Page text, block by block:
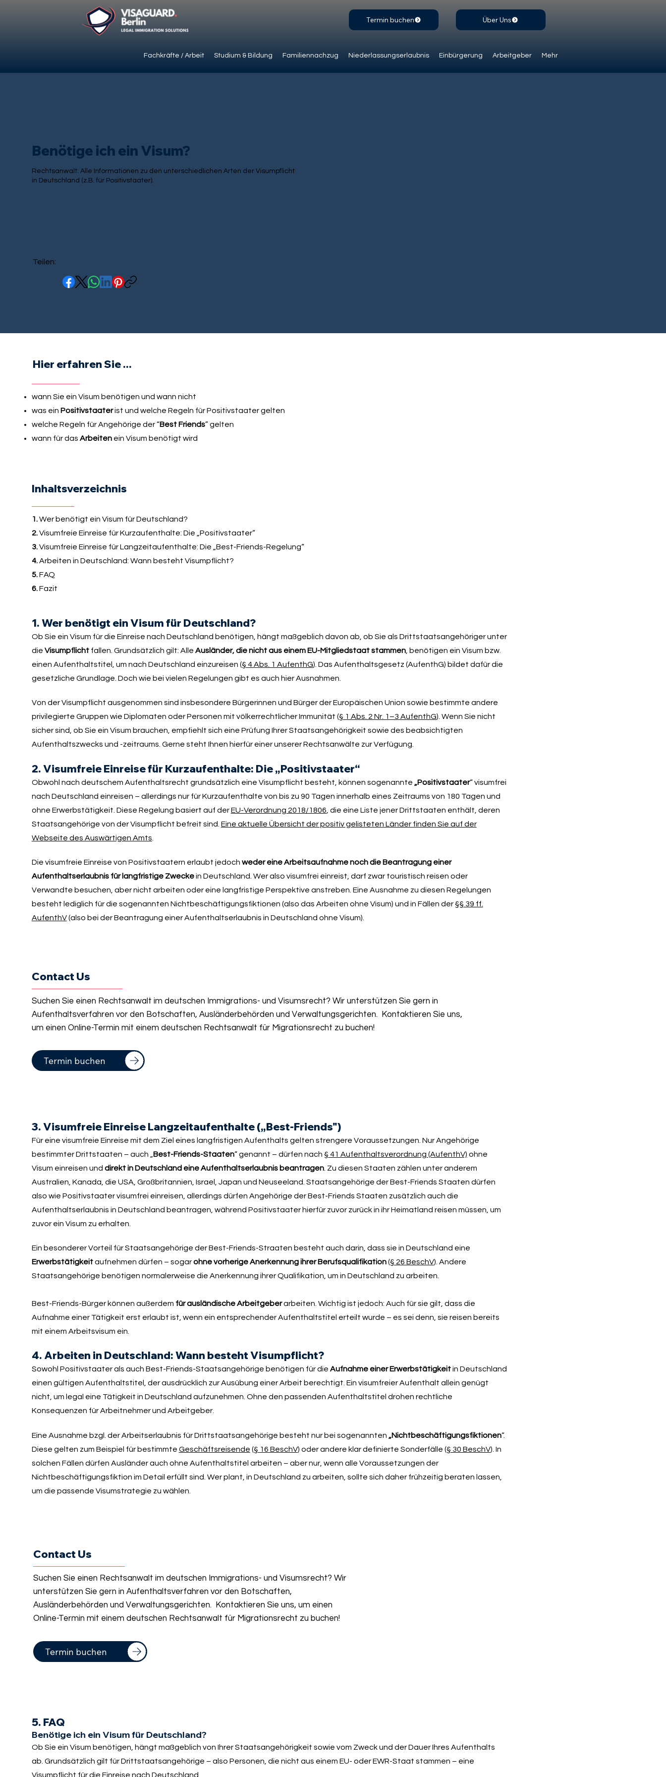
Fachkräfte / Arbeit Studium & Bildung Familiennachzug Niederlassungserlaubnis Einbürgerung Arbeitgeber Mehr
Termin buchen Über Uns
Benötige ich ein Visum?
Rechtsanwalt: Alle Informationen zu den unterschiedlichen Arten der Visumpflicht
in Deutschland (z.B. für Positivstaater).
Teilen:
Hier erfahren Sie ...
wann Sie ein Visum benötigen und wann nicht
was ein Positivstaaterist und welche Regeln für Positivstaater gelten
welche Regeln für Angehörige der “Best Friends” gelten
wann für das Arbeiten ein Visum benötigt wird
Inhaltsverzeichnis
1.Wer benötigt ein Visum für Deutschland?
2.Visumfreie Einreise für Kurzaufenthalte: Die „Positivstaater“
3.Visumfreie Einreise für Langzeitaufenthalte: Die „Best-Friends-Regelung“
4.Arbeiten in Deutschland: Wann besteht Visumpflicht?
5.FAQ
6.Fazit
1. Wer benötigt ein Visum für Deutschland?
Ob Sie ein Visum für die Einreise nach Deutschland benötigen, hängt maßgeblich davon ab, ob Sie als Drittstaatsangehöriger unter
die Visumpflicht fallen. Grundsätzlich gilt: Alle Ausländer, die nicht aus einem EU-Mitgliedstaat stammen, benötigen ein Visum bzw.
einen Aufenthaltstitel, um nach Deutschland einzureisen (§ 4 Abs. 1 AufenthG). Das Aufenthaltsgesetz (AufenthG) bildet dafür die
gesetzliche Grundlage. Doch wie bei vielen Regelungen gibt es auch hier Ausnahmen.
Von der Visumpflicht ausgenommen sind insbesondere Bürgerinnen und Bürger der Europäischen Union sowie bestimmte andere
privilegierte Gruppen wie Diplomaten oder Personen mit völkerrechtlicher Immunität (§ 1 Abs. 2 Nr. 1–3 AufenthG). Wenn Sie nicht
sicher sind, ob Sie ein Visum brauchen, empfiehlt sich eine Prüfung Ihrer Staatsangehörigkeit sowie des beabsichtigten
Aufenthaltszwecks und -zeitraums. Gerne steht Ihnen hierfür einer unserer Rechtsanwälte zur Verfügung.
2. Visumfreie Einreise für Kurzaufenthalte: Die „Positivstaater“
Obwohl nach deutschem Aufenthaltsrecht grundsätzlich eine Visumpflicht besteht, können sogenannte „Positivstaater“ visumfrei
nach Deutschland einreisen – allerdings nur für Kurzaufenthalte von bis zu 90 Tagen innerhalb eines Zeitraums von 180 Tagen und
ohne Erwerbstätigkeit. Diese Regelung basiert auf derEU-Verordnung 2018/1806 , die eine Liste jener Drittstaaten enthält, deren
Staatsangehörige von der Visumpflicht befreit sind. Eine aktuelle Übersicht der positiv gelisteten Länder finden Sie auf der
Webseite des Auswärtigen Amts
Die visumfreie Einreise von Positivstaatern erlaubt jedoch weder eine Arbeitsaufnahme noch die Beantragung einer
Aufenthaltserlaubnis für langfristige Zweckein Deutschland. Wer also visumfrei einreist, darf zwar touristisch reisen oder
Verwandte besuchen, aber nicht arbeiten oder eine langfristige Perspektive anstreben. Eine Ausnahme zu diesen Regelungen
besteht lediglich für die sogenannten Nichtbeschäftigungsfiktionen (also das Arbeiten ohne Visum) und in Fällen der§§ 39 ff.
AufenthV(also bei der Beantragung einer Aufenthaltserlaubnis in Deutschland ohne Visum).
Contact Us
Suchen Sie einen Rechtsanwalt im deutschen Immigrations- und Visumsrecht? Wir unterstützen Sie gern in
Aufenthaltsverfahren vor den Botschaften, Ausländerbehörden und Verwaltungsgerichten. Kontaktieren Sie uns,
um einen Online-Termin mit einem deutschen Rechtsanwalt für Migrationsrecht zu buchen!
Termin buchen
3. Visumfreie Einreise Langzeitaufenthalte („Best-Friends")
Für eine visumfreie Einreise mit dem Ziel eines langfristigen Aufenthalts gelten strengere Voraussetzungen. Nur Angehörige
bestimmter Drittstaaten – auch „ Best-Friends-Staaten“ genannt – dürfen nach § 41 Aufenthaltsverordnung (AufenthV) ohne
Visum einreisen und direkt in Deutschland eine Aufenthaltserlaubnis beantragen. Zu diesen Staaten zählen unter anderem
Australien, Kanada, die USA, Großbritannien, Israel, Japan und Neuseeland. Staatsangehörige der Best-Friends Staaten dürfen
also wie Positivstaater visumfrei einreisen, allerdings dürfen Angehörige der Best-Friends Staaten zusätzlich auch die
Aufenthaltserlaubnis in Deutschland beantragen, während Positivstaater hierfür zuvor zurück in ihr Heimatland reisen müssen, um
zuvor ein Visum zu erhalten.
Ein besonderer Vorteil für Staatsangehörige der Best-Friends-Straaten besteht auch darin, dass sie in Deutschland eine
Erwerbstätigkeitaufnehmen dürfen – sogarohne vorherige Anerkennung ihrer Berufsqualifikation(§ 26 BeschV). Andere
Staatsangehörige benötigen normalerweise die Anerkennung ihrer Qualifikation, um in Deutschland zu arbeiten.
Best-Friends-Bürger können außerdem für ausländische Arbeitgeberarbeiten. Wichtig ist jedoch: Auch für sie gilt, dass die
Aufnahme einer Tätigkeit erst erlaubt ist, wenn ein entsprechender Aufenthaltstitel erteilt wurde – es sei denn, sie reisen bereits
mit einem Arbeitsvisum ein.
4. Arbeiten in Deutschland: Wann besteht Visumpflicht?
Sowohl Positivstaater als auch Best-Friends-Staatsangehörige benötigen für die Aufnahme einer Erwerbstätigkeitin Deutschland
einen gültigen Aufenthaltstitel, der ausdrücklich zur Ausübung einer Arbeit berechtigt. Ein visumfreier Aufenthalt allein genügt
nicht, um legal eine Tätigkeit in Deutschland aufzunehmen. Ohne den passenden Aufenthaltstitel drohen rechtliche
Konsequenzen für Arbeitnehmer und Arbeitgeber.
Eine Ausnahme bzgl. der Arbeitserlaubnis für Drittstaatsangehörige besteht nur bei sogenannten „Nichtbeschäftigungsfiktionen“.
Diese gelten zum Beispiel für bestimmte Geschäftsreisende (§ 16 BeschV) oder andere klar definierte Sonderfälle (§ 30 BeschV). In
solchen Fällen dürfen Ausländer auch ohne Aufenthaltstitel arbeiten – aber nur, wenn alle Voraussetzungen der
Nichtbeschäftigungsfiktion im Detail erfüllt sind. Wer plant, in Deutschland zu arbeiten, sollte sich daher frühzeitig beraten lassen,
um die passende Visumstrategie zu wählen.
Contact Us
Suchen Sie einen Rechtsanwalt im deutschen Immigrations- und Visumsrecht? Wir
unterstützen Sie gern in Aufenthaltsverfahren vor den Botschaften,
Ausländerbehörden und Verwaltungsgerichten. Kontaktieren Sie uns, um einen
Online-Termin mit einem deutschen Rechtsanwalt für Migrationsrecht zu buchen!
Termin buchen
5. FAQ
Benötige ich ein Visum für Deutschland?
Ob Sie ein Visum benötigen, hängt maßgeblich von Ihrer Staatsangehörigkeit sowie vom Zweck und der Dauer Ihres Aufenthalts
ab. Grundsätzlich gilt für Drittstaatsangehörige – also Personen, die nicht aus einem EU- oder EWR-Staat stammen – eine
Visumpflicht für die Einreise nach Deutschland.